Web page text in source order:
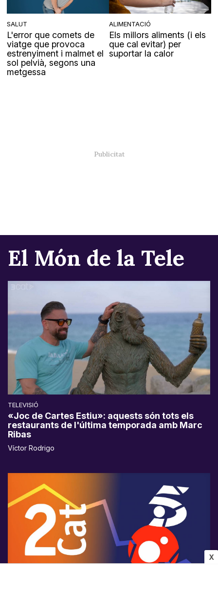
X
SALUT
L'error que comets de
viatge que provoca
estrenyiment i malmet el
sol pelvià, segons una
metgessa
ALIMENTACIÓ
Els millors aliments (i els
que cal evitar) per
suportar la calor
El Món de la Tele
TELEVISIÓ
«Joc de Cartes Estiu»: aquests són tots els
restaurants de l'última temporada amb Marc
Ribas
Víctor Rodrigo